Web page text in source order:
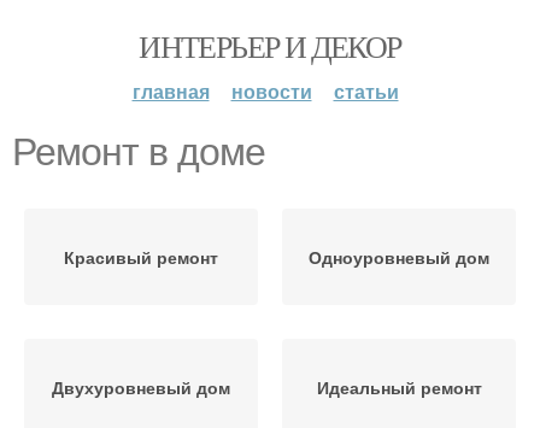
ИНТЕРЬЕР И ДЕКОР
главная новости статьи
Ремонт в доме
Красивый ремонт Одноуровневый дом
Двухуровневый дом Идеальный ремонт